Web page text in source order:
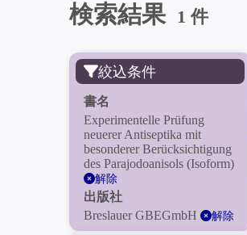
検索結果 1 件
絞込条件
書名
Experimentelle Prüfung
neuerer Antiseptika mit
besonderer Berücksichtigung
des Parajodoanisols (Isoform)
解除
出版社
Breslauer GBEGmbH
解除